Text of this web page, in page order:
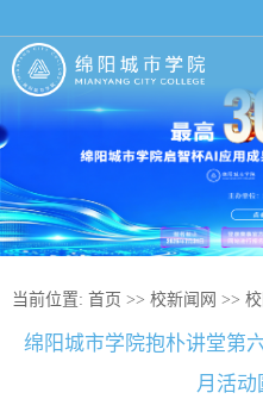
当前位置: 首页 >> 校新闻网 >>
绵阳城市学院抱朴讲堂第
月活动